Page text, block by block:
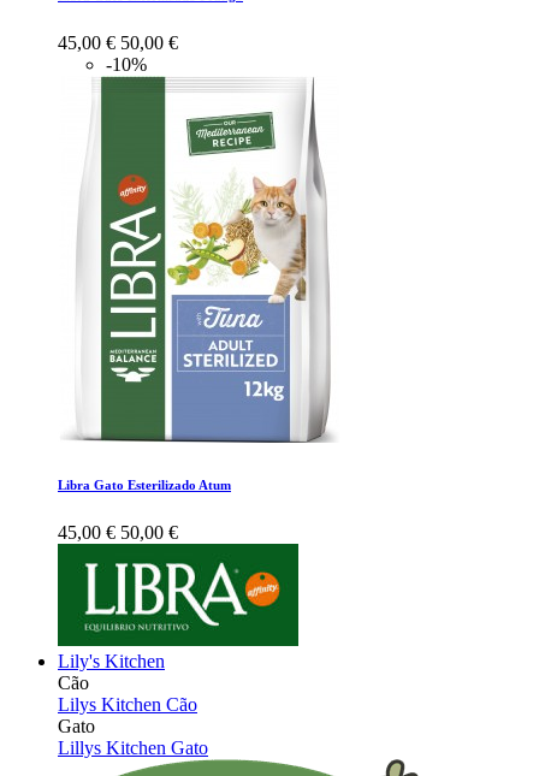
45,00 € 50,00 €
-10%
Libra Gato Esterilizado Atum
45,00 € 50,00 €
Lily's Kitchen
Cão
Lilys Kitchen Cão
Gato
Lillys Kitchen Gato